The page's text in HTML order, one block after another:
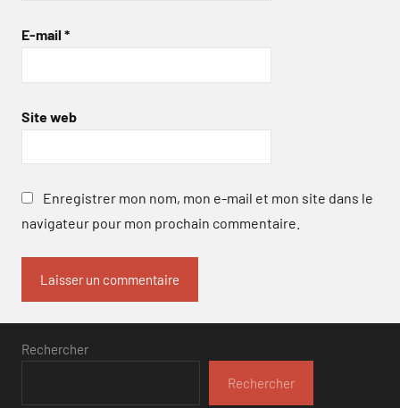
E-mail *
Site web
Enregistrer mon nom, mon e-mail et mon site dans le
navigateur pour mon prochain commentaire.
Rechercher
Rechercher